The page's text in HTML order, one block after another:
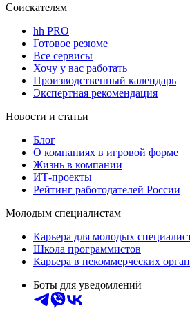
Соискателям
hh PRO
Готовое резюме
Все сервисы
Хочу у вас работать
Производственный календарь
Экспертная рекомендация
Новости и статьи
Блог
О компаниях в игровой форме
Жизнь в компании
ИТ-проекты
Рейтинг работодателей России
Молодым специалистам
Карьера для молодых
Школа программистов
Карьера в некоммерческих
Боты для уведомлений